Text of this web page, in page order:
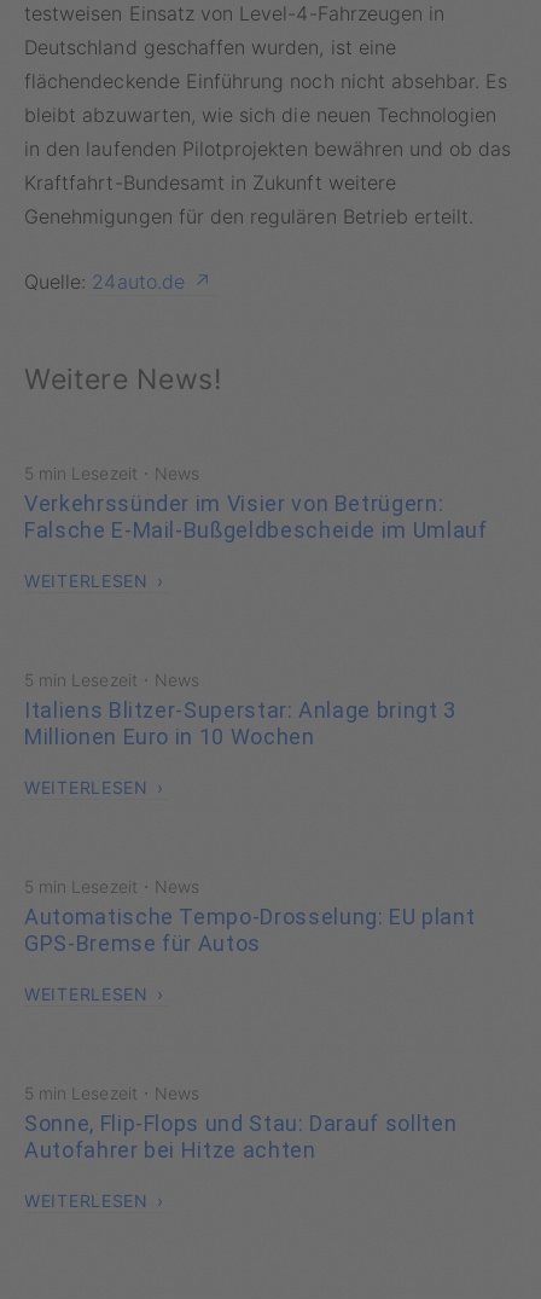
testweisen Einsatz von Level-4-Fahrzeugen in
Deutschland geschaffen wurden, ist eine
flächendeckende Einführung noch nicht absehbar. Es
bleibt abzuwarten, wie sich die neuen Technologien
in den laufenden Pilotprojekten bewähren und ob das
Kraftfahrt-Bundesamt in Zukunft weitere
Genehmigungen für den regulären Betrieb erteilt.
Quelle: 24auto.de
Weitere News!
5 min Lesezeit · News
Verkehrssünder im Visier von Betrügern:
Falsche E-Mail-Bußgeldbescheide im Umlauf
WEITERLESEN
5 min Lesezeit · News
Italiens Blitzer-Superstar: Anlage bringt 3
Millionen Euro in 10 Wochen
WEITERLESEN
5 min Lesezeit · News
Automatische Tempo-Drosselung: EU plant
GPS-Bremse für Autos
WEITERLESEN
5 min Lesezeit · News
Sonne, Flip-Flops und Stau: Darauf sollten
Autofahrer bei Hitze achten
WEITERLESEN